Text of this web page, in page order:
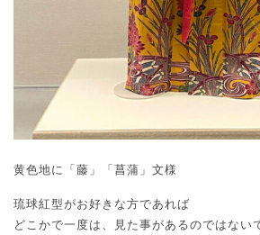
黄色地に「藤」「菖蒲」文様
琉球紅型がお好きな方であれば
どこかで一度は、見た事があるのではない